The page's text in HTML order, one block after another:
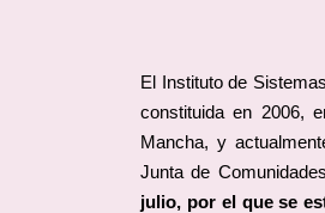
El Instituto de
constituida en 2006,
Mancha, y
Junta de
julio, por el que se